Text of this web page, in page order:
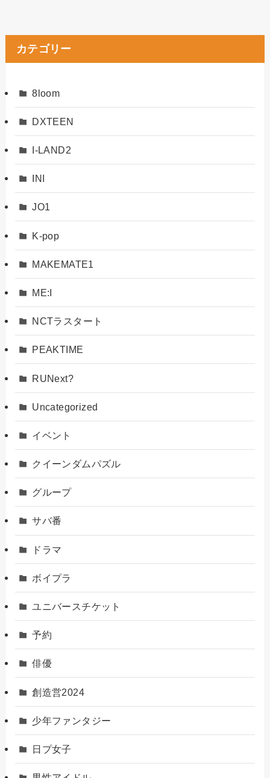
カテゴリー
8loom
DXTEEN
I-LAND2
INI
JO1
K-pop
MAKEMATE1
ME:I
NCTラスタート
PEAKTIME
RUNext?
Uncategorized
イベント
クイーンダムパズル
グループ
サバ番
ドラマ
ボイプラ
ユニバースチケット
予約
俳優
創造営2024
少年ファンタジー
日プ女子